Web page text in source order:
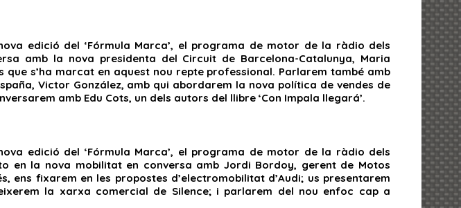
edició del ‘Fórmula Marca’, el programa de motor de la ràdio dels
amb la nova presidenta del Circuit de Barcelona-Catalunya, Maria
que s’ha marcat en aquest nou repte professional. Parlarem també amb
Victor González, amb qui abordarem la nova política de vendes de
amb Edu Cots, un dels autors del llibre ‘Con Impala llegará’.
edició del ‘Fórmula Marca’, el programa de motor de la ràdio dels
en la nova mobilitat en conversa amb Jordi Bordoy, gerent de Motos
ens fixarem en les propostes d’electromobilitat d’Audi; us presentarem
la xarxa comercial de Silence; i parlarem del nou enfoc cap a